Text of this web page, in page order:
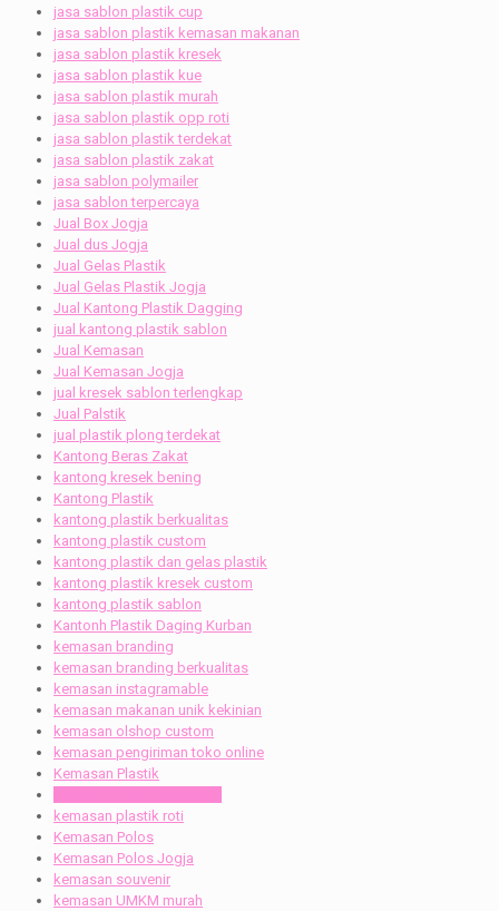
jasa sablon plastik cup
jasa sablon plastik kemasan makanan
jasa sablon plastik kresek
jasa sablon plastik kue
jasa sablon plastik murah
jasa sablon plastik opp roti
jasa sablon plastik terdekat
jasa sablon plastik zakat
jasa sablon polymailer
jasa sablon terpercaya
Jual Box Jogja
Jual dus Jogja
Jual Gelas Plastik
Jual Gelas Plastik Jogja
Jual Kantong Plastik Dagging
jual kantong plastik sablon
Jual Kemasan
Jual Kemasan Jogja
jual kresek sablon terlengkap
Jual Palstik
jual plastik plong terdekat
Kantong Beras Zakat
kantong kresek bening
Kantong Plastik
kantong plastik berkualitas
kantong plastik custom
kantong plastik dan gelas plastik
kantong plastik kresek custom
kantong plastik sablon
Kantonh Plastik Daging Kurban
kemasan branding
kemasan branding berkualitas
kemasan instagramable
kemasan makanan unik kekinian
kemasan olshop custom
kemasan pengiriman toko online
Kemasan Plastik
kemasan plastik roti
Kemasan Polos
Kemasan Polos Jogja
kemasan souvenir
kemasan UMKM murah